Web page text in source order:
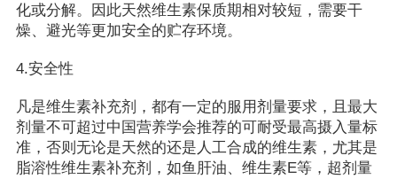
化或分解。因此天然维生素保质期相对较短，需要干
燥、避光等更加安全的贮存环境。
4.安全性
凡是维生素补充剂，都有一定的服用剂量要求，且最大
剂量不可超过中国营养学会推荐的可耐受最高摄入量标
准，否则无论是天然的还是人工合成的维生素，尤其是
脂溶性维生素补充剂，如鱼肝油、维生素E等，超剂量